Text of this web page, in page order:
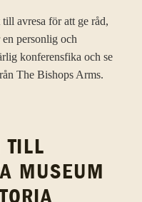
avresa för att ge råd,
personlig och
konferensfika och se
The Bishops Arms.
TILL
MUSEUM